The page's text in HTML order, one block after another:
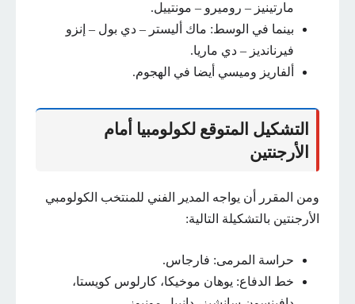
مارتينيز – روميرو – مونتييل.
بينما في الوسط: ماك أليستر – دي بول – إنزو
فيرنانديز – دي ماريا.
ألفاريز وميسي أيضا في الهجوم.
التشكيل المتوقع لكولومبيا أمام
الأرجنتين
ومن المقرر أن يواجه المدير الفني للمنتخب الكولومبي
الأرجنتين بالتشكيلة التالية:
حراسة المرمى: فارجاس.
خط الدفاع: يوهان موخيكا، كارلوس كويستا،